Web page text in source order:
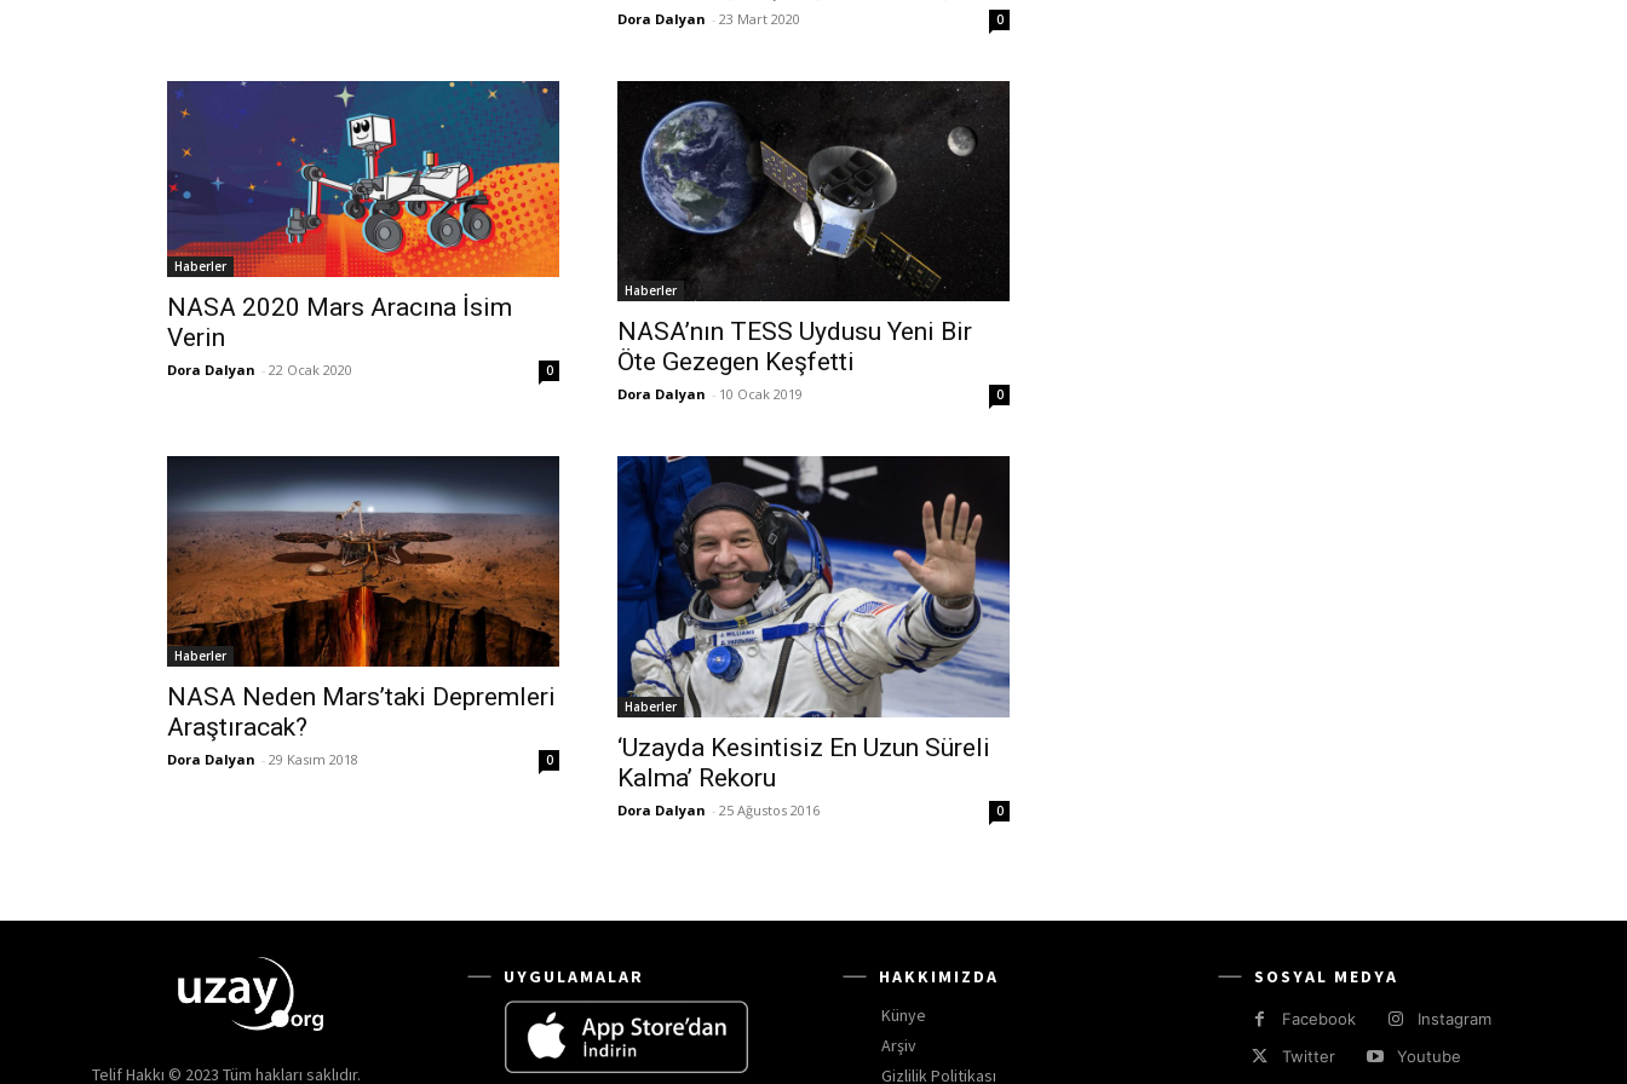
Dora Dalyan - 23 Mart 2020 0
Haberler
NASA 2020 Mars Aracına İsim
Verin
Dora Dalyan - 22 Ocak 2020 0
Haberler
NASA’nın TESS Uydusu Yeni Bir
Öte Gezegen Keşfetti
Dora Dalyan - 10 Ocak 2019 0
Haberler
NASA Neden Mars’taki Depremleri
Araştıracak?
Dora Dalyan - 29 Kasım 2018 0
Haberler
‘Uzayda Kesintisiz En Uzun Süreli
Kalma’ Rekoru
Dora Dalyan - 25 Ağustos 2016 0
Telif Hakkı © 2023 Tüm hakları saklıdır.
UYGULAMALAR
HAKKIMIZDA
Künye
Arşiv
Gizlilik Politikası
SOSYAL MEDYA
Facebook
Instagram
Twitter
Youtube